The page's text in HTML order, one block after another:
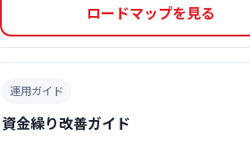
ロードマップを見る
運用ガイド
資金繰り改善ガイド